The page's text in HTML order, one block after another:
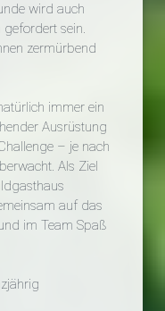
wird auch
sein.
zermürbend
immer ein
Ausrüstung
– je nach
Als Ziel
auf das
im Team Spaß